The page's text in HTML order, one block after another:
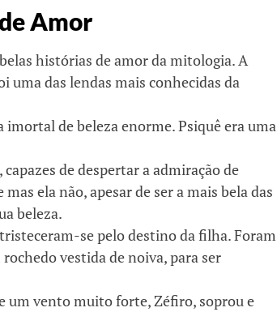
Amor
histórias de amor da mitologia. A
uma das lendas mais conhecidas da
de beleza enorme. Psiquê era uma
de despertar a admiração de
ela não, apesar de ser a mais bela das
beleza.
se pelo destino da filha. Foram
vestida de noiva, para ser
um vento muito forte, Zéfiro, soprou e